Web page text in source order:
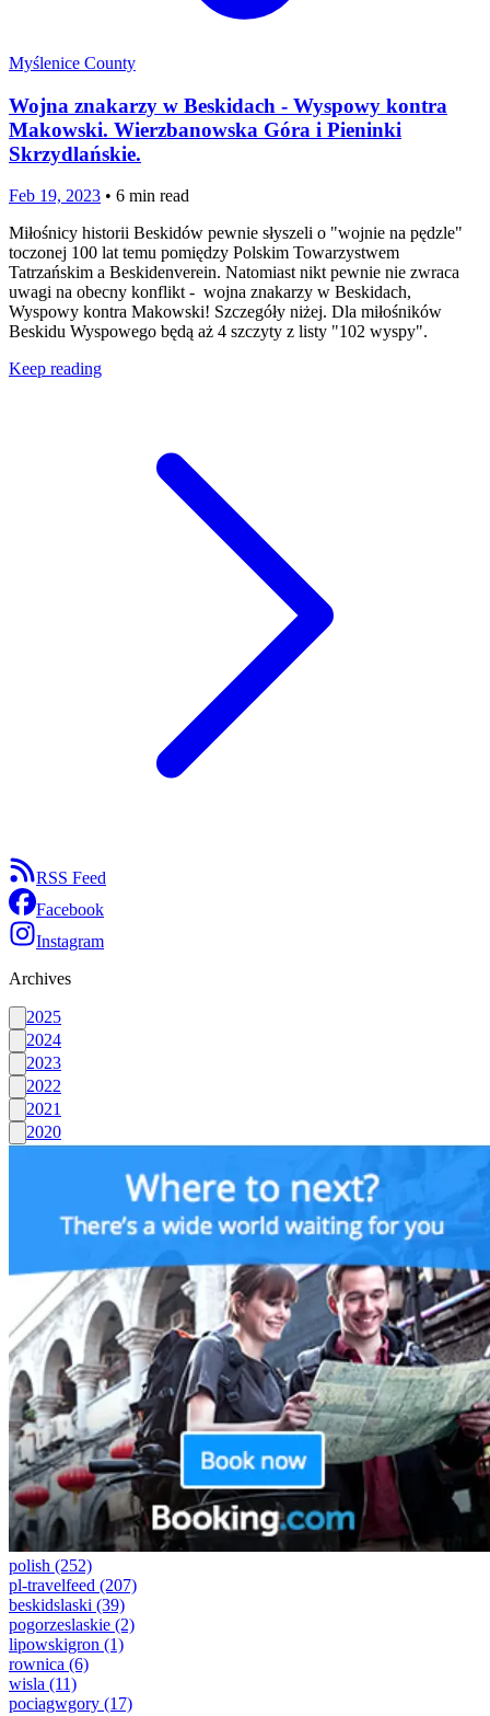
Myślenice County
Wojna znakarzy w Beskidach - Wyspowy kontra
Makowski. Wierzbanowska Góra i Pieninki
Skrzydlańskie.
Feb 19, 2023 • 6 min read
Miłośnicy historii Beskidów pewnie słyszeli o "wojnie na pędzle"
toczonej 100 lat temu pomiędzy Polskim Towarzystwem
Tatrzańskim a Beskidenverein. Natomiast nikt pewnie nie zwraca
uwagi na obecny konflikt - wojna znakarzy w Beskidach,
Wyspowy kontra Makowski! Szczegóły niżej. Dla miłośników
Beskidu Wyspowego będą aż 4 szczyty z listy "102 wyspy".
Keep reading
RSS Feed
Facebook
Instagram
Archives
2025
2024
2023
2022
2021
2020
polish (252)
pl-travelfeed (207)
beskidslaski (39)
pogorzeslaskie (2)
lipowskigron (1)
rownica (6)
wisla (11)
pociagwgory (17)